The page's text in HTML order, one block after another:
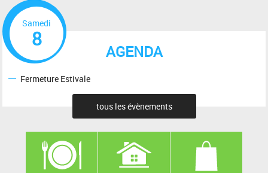
AGENDA
Samedi
8
Fermeture Estivale
tous les évènements